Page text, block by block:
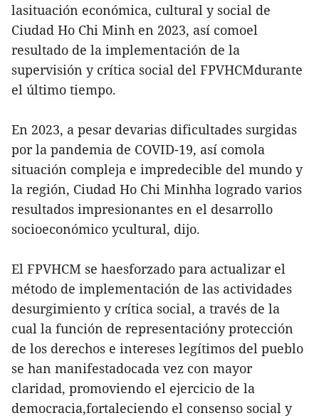
lasituación económica, cultural y social de
Ciudad Ho Chi Minh en 2023, así comoel
resultado de la implementación de la
supervisión y crítica social del FPVHCMdurante
el último tiempo.
En 2023, a pesar devarias dificultades surgidas
por la pandemia de COVID-19, así comola
situación compleja e impredecible del mundo y
la región, Ciudad Ho Chi Minhha logrado varios
resultados impresionantes en el desarrollo
socioeconómico ycultural, dijo.
El FPVHCM se haesforzado para actualizar el
método de implementación de las actividades
desurgimiento y crítica social, a través de la
cual la función de representacióny protección
de los derechos e intereses legítimos del pueblo
se han manifestadocada vez con mayor
claridad, promoviendo el ejercicio de la
democracia,fortaleciendo el consenso social y